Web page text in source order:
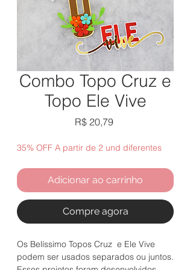
Combo Topo Cruz e
Topo Ele Vive
R$ 20,79Preço
35% OFF A partir de 2 und diferentes
Adicionar ao carrinho
Compre agora
Os Belíssimo Topos Cruz e Ele Vive
podem ser usados separados ou juntos.